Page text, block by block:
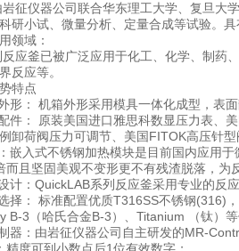
征仪器公司联合华东理工大学、复旦大
研小试、微量分析、定量合成等试验。具
领域：
应釜已被广泛应用于化工、化学、制药
反应等。
特点
形： 机箱外形采用模具一体化成型，表
件： 原装美国进口雅思科数显压力表、
卸荷阀压力可调节、美国FITOK高压针
嵌入式不锈钢加热模块是目前国内应用
而且坚固美观不变形更不有残渣脱落，为
计：QuickLAB系列反应釜采用专业的反
择： 标准配置优质T316SS不锈钢(316)
B-3（哈氏合金B-3）、Titanium （钛）等
器：由岩征仪器公司自主研发的MR-